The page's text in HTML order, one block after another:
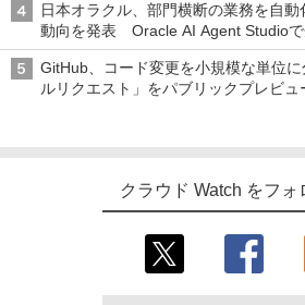
日本オラクル、部門横断の業務を自
動向を発表 Oracle AI Agent Studioで
加速
GitHub、コード変更を小規模な単位
ルリクエスト」をパブリックプレビュ
クラウド Watch をフォ